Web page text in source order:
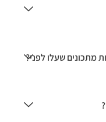
מתכונים שעלו לפני?